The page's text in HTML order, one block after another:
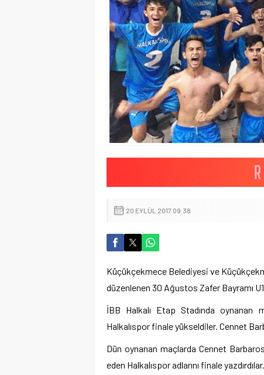
20 EYLÜL 2017 09:38
Küçükçekmece Belediyesi ve
düzenlenen 30 Ağustos Zafer Bayramı
İBB Halkalı Etap Stadında oynanan
Halkalıspor finale yükseldiler. Cennet
Dün oynanan maçlarda Cennet
eden Halkalıspor adlarını finale yazdırdılar.